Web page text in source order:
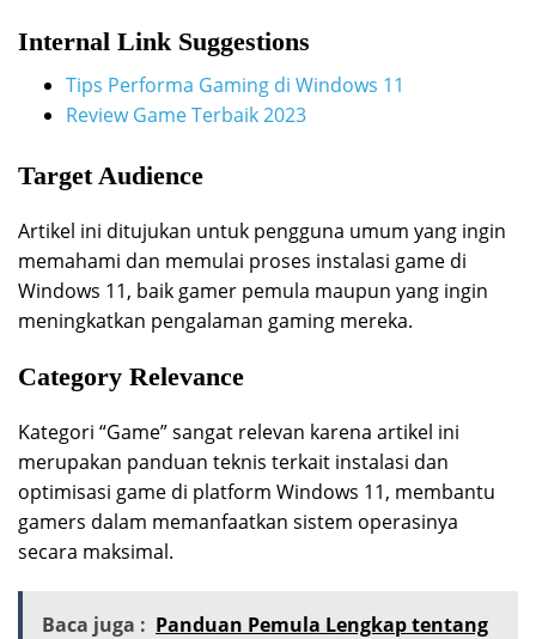
Internal Link Suggestions
Tips Performa Gaming di Windows 11
Review Game Terbaik 2023
Target Audience
Artikel ini ditujukan untuk pengguna umum yang ingin
memahami dan memulai proses instalasi game di
Windows 11, baik gamer pemula maupun yang ingin
meningkatkan pengalaman gaming mereka.
Category Relevance
Kategori “Game” sangat relevan karena artikel ini
merupakan panduan teknis terkait instalasi dan
optimisasi game di platform Windows 11, membantu
gamers dalam memanfaatkan sistem operasinya
secara maksimal.
Baca juga : Panduan Pemula Lengkap tentang